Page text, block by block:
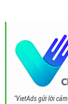
"VietAds gửi lời